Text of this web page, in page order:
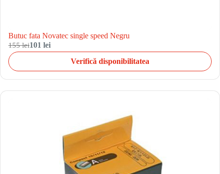
Butuc fata Novatec single speed Negru
155 lei101 lei
Verifică disponibilitatea